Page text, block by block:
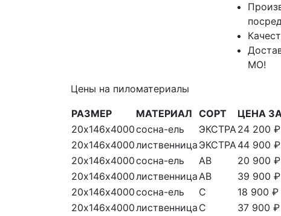
МО!
Цены на пиломатериалы
РАЗМЕР МАТЕРИАЛ СОРТ ЦЕНА
20х146х4000сосна-ель ЭКСТРА24 200 ₽
20х146х4000лиственница ЭКСТРА44 900 ₽
20х146х4000сосна-ель АВ 20 900 ₽
20х146х4000лиственницаАВ 39 900 ₽
20х146х4000сосна-ель С 18 900 ₽
20х146х4000лиственница С 37 900 ₽